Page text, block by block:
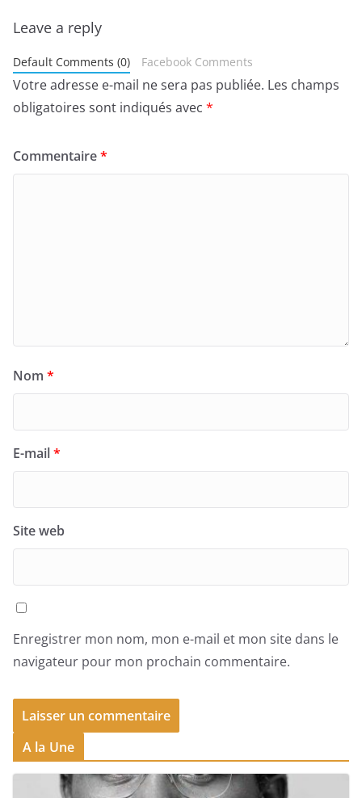
Leave a reply
Default Comments (0) Facebook Comments
Votre adresse e-mail ne sera pas publiée. Les champs
obligatoires sont indiqués avec *
Commentaire*
Nom *
E-mail*
Site web
Enregistrer mon nom, mon e-mail et mon site dans le
navigateur pour mon prochain commentaire.
A la Une